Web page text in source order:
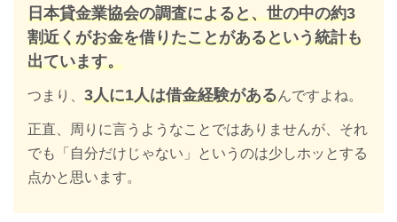
日本貸金業協会の調査によると、世の中の約3
割近くがお金を借りたことがあるという統計も
出ています。
つまり、 3人に1人は借金経験があるんですよね。
正直、周りに言うようなことではありませんが、それ
でも「自分だけじゃない」というのは少しホッとする
点かと思います。